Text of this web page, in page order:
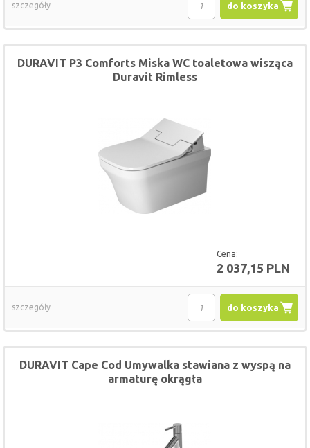
do koszyka
szczegóły
Cena:
2 037,15 PLN
DURAVIT P3 Comforts Miska WC toaletowa wisząca
Duravit Rimless
do koszyka
szczegóły
DURAVIT Cape Cod Umywalka stawiana z wyspą na
armaturę okrągła